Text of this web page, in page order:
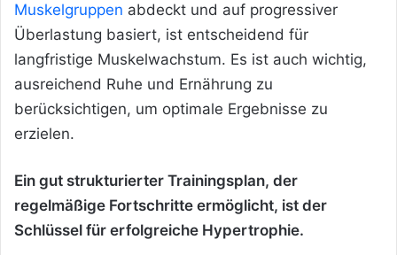
Muskelgruppen abdeckt und auf progressiver
Überlastung basiert, ist entscheidend für
langfristige Muskelwachstum. Es ist auch wichtig,
ausreichend Ruhe und Ernährung zu
berücksichtigen, um optimale Ergebnisse zu
erzielen.
Ein gut strukturierter Trainingsplan, der
regelmäßige Fortschritte ermöglicht, ist der
Schlüssel für erfolgreiche Hypertrophie.